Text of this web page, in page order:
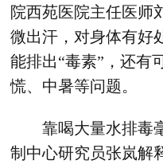
院西苑医院主任医师
微出汗，对身体有好
能排出“毒素”，还有
慌、中暑等问题。
靠喝大量水排毒
制中心研究员张岚解